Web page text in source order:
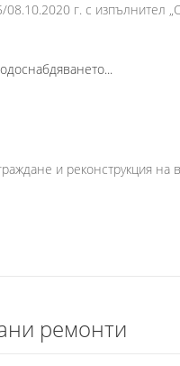
г. с изпълнител
и реконструкция на
ремонти